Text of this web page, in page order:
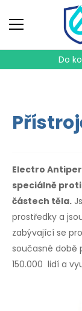
Do
Electro
speciálně proti
částech těla.
prostředky a
zabývající se
současné době
150.000 lidí a